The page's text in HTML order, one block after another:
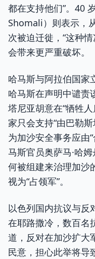
都在支持他们”。40
Shomali）则表示，
次被迫迁徙，“这种
会带来更严重破坏。
哈马斯与阿拉伯国家
哈马斯在声明中谴责
塔尼亚胡意在“牺牲
家只会支持“由巴勒
为加沙安全事务应由
马斯官员奥萨马·哈
何被组建来治理加沙
视为“占领军”。
以色列国内抗议与反
在耶路撒冷，数百名
道，反对在加沙扩大
民意，担心此举将导